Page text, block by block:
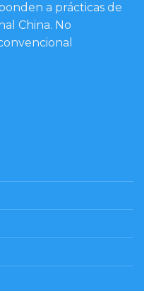
a prácticas de
China. No